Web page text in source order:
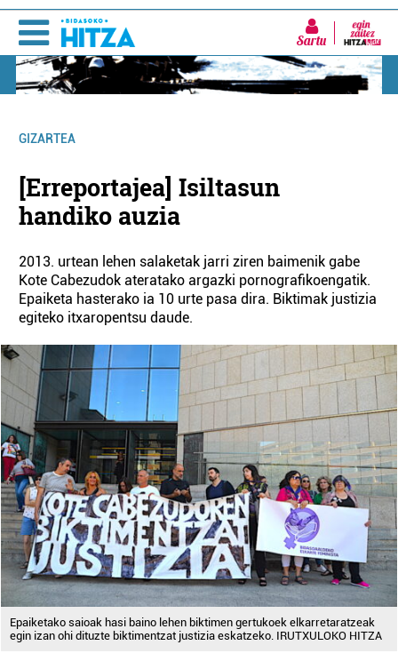
Sartu
GIZARTEA
[Erreportajea] Isiltasun
handiko auzia
2013. urtean lehen salaketak jarri ziren baimenik gabe
Kote Cabezudok ateratako argazki pornografikoengatik.
Epaiketa hasterako ia 10 urte pasa dira. Biktimak justizia
egiteko itxaropentsu daude.
Epaiketako saioak hasi baino lehen biktimen gertukoek elkarretaratzeak
egin izan ohi dituzte biktimentzat justizia eskatzeko. IRUTXULOKO HITZA